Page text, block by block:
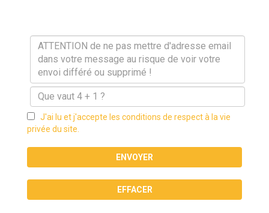
J'ai lu et j'accepte les conditions de respect à la vie
privée du site.
ENVOYER
EFFACER